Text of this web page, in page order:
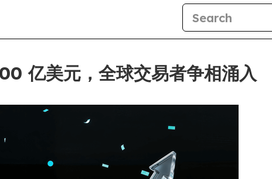
亿美元，全球交易者争相涌入